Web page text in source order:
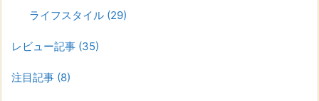
ライフスタイル (29)
レビュー記事 (35)
注目記事 (8)